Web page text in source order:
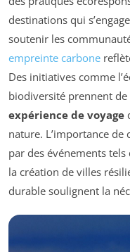
destinations qui
soutenir les
empreinte carbone
Des initiatives comme
biodiversité prennent
expérience de voyage
nature. L’importance
par des événements tels
la création de villes
durable soulignent la